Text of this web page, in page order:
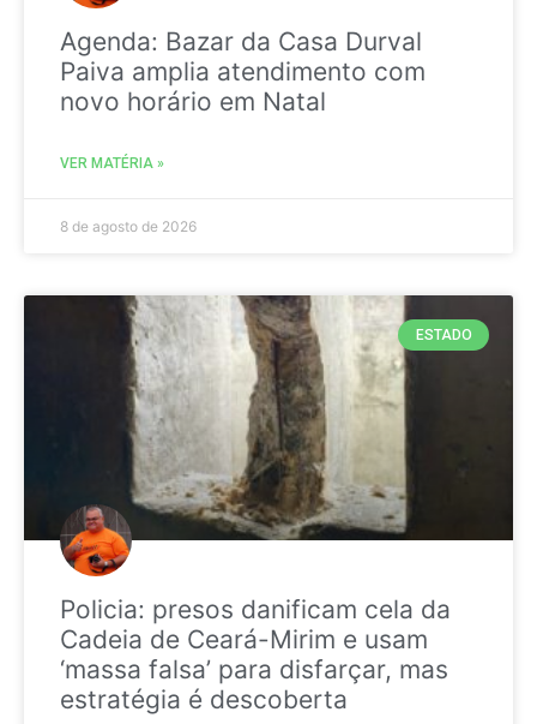
Agenda: Bazar da Casa Durval
Paiva amplia atendimento com
novo horário em Natal
VER MATÉRIA »
8 de agosto de 2026
ESTADO
Policia: presos danificam cela da
Cadeia de Ceará-Mirim e usam
‘massa falsa’ para disfarçar, mas
estratégia é descoberta